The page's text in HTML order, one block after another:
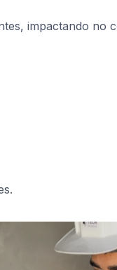
impactando no